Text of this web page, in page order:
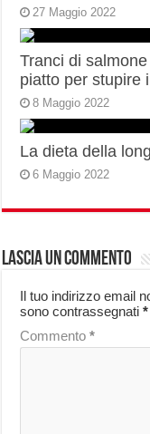
27 Maggio 2022
Tranci di
piatto per stupire
8 Maggio 2022
La dieta della
6 Maggio 2022
Lascia un commento
Il tuo indirizzo email
sono contrassegnati*
Commento*